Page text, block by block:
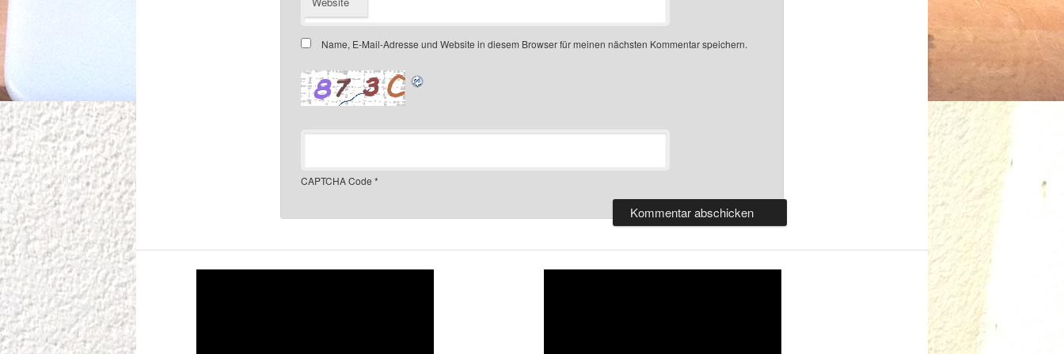
Name, E-Mail-Adresse und Website in diesem Browser für meinen nächsten Kommentar speichern.
CAPTCHA Code *